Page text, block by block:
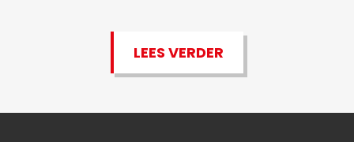
LEES VERDER